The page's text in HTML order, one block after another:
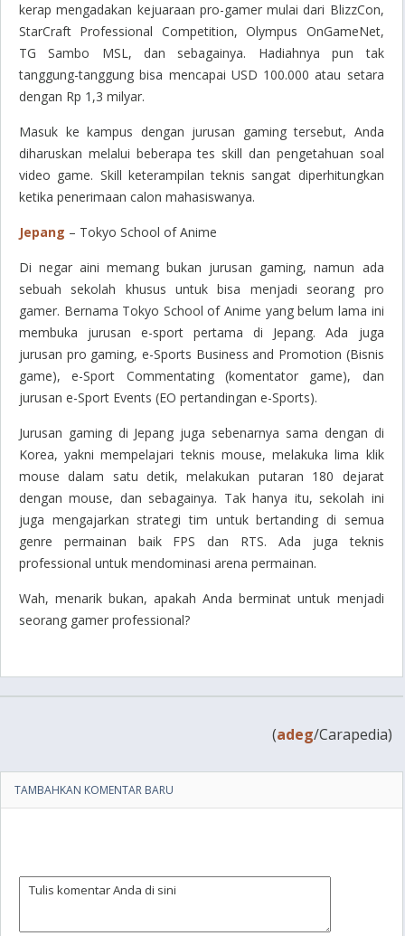
kerap mengadakan kejuaraan pro-gamermulai dari BlizzCon,
StarCraft Professional Competition, Olympus OnGameNet,
TG Sambo MSL, dan sebagainya. Hadiahnya pun tak
tanggung-tanggung bisa mencapai USD 100.000 atau setara
dengan Rp 1,3 milyar.
Masuk ke kampus dengan jurusan gamingtersebut, Anda
diharuskan melalui beberapa tes skill dan pengetahuan soal
video game. Skill keterampilan teknis sangat diperhitungkan
ketika penerimaan calon mahasiswanya.
Jepang – Tokyo School of Anime
Di negar aini memang bukan jurusan gaming, namun ada
sebuah sekolah khusus untuk bisa menjadi seorang pro
gamer. Bernama Tokyo School of Anime yang belum lama ini
membuka jurusan e-sport pertama di Jepang. Ada juga
jurusan pro gaming, e-Sports Business and Promotion (Bisnis
game), e-Sport Commentating (komentator game), dan
jurusan e-Sport Events (EO pertandingan e-Sports).
Jurusan gamingdi Jepang juga sebenarnya sama dengan di
Korea, yakni mempelajari teknis mouse, melakuka lima klik
mouse dalam satu detik, melakukan putaran 180 dejarat
denganmouse, dan sebagainya. Tak hanya itu, sekolah ini
juga mengajarkan strategi tim untuk bertanding di semua
genre permainan baik FPS dan RTS. Ada juga teknis
professional untuk mendominasi arena permainan.
Wah, menarik bukan, apakah Anda berminat untuk menjadi
seorang gamer professional?
(adeg/Carapedia)
TAMBAHKAN KOMENTAR BARU